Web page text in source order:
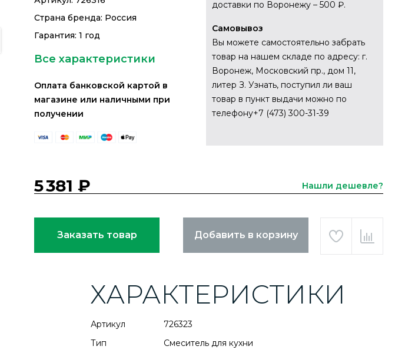
Страна бренда: Россия
Гарантия: 1 год
Все характеристики
Оплата банковской картой в
магазине или наличными при
получении
доставки по Воронежу – 500 ₽.
Самовывоз
Вы можете самостоятельно забрать
товар на нашем складе по адресу: г.
Воронеж, Московский пр., дом 11,
литер З. Узнать, поступил ли ваш
товар в пункт выдачи можно по
телефону+7 (473) 300-31-39
5 381 ₽ Нашли дешевле?
Заказать товар Добавить в корзину
ХАРАКТЕРИСТИКИ
Артикул
726323
Тип
Смеситель для кухни